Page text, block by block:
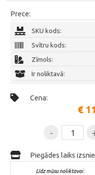
Prece:
SKU kods:
Svītru kods:
Zīmols:
Ir noliktavā:
Cena:
€
-
Piegādes laiks
Līdz mūsu noliktavai: